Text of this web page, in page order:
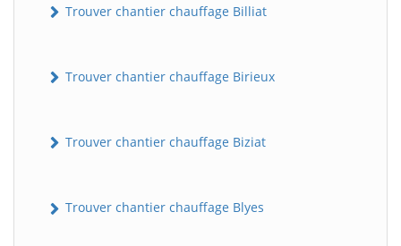
Trouver chantier chauffage Billiat
Trouver chantier chauffage Birieux
Trouver chantier chauffage Biziat
Trouver chantier chauffage Blyes